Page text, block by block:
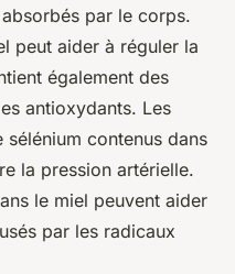
par le corps.
peut aider à réguler la
également des
antioxydants. Les
contenus dans
la pression artérielle.
le miel peuvent aider
par les radicaux